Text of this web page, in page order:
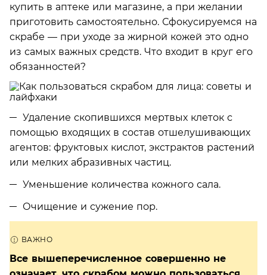
купить в аптеке или магазине, а при желании
приготовить самостоятельно. Сфокусируемся на
скрабе — при уходе за жирной кожей это одно
из самых важных средств. Что входит в круг его
обязанностей?
Удаление скопившихся мертвых клеток с
помощью входящих в состав отшелушивающих
агентов: фруктовых кислот, экстрактов растений
или мелких абразивных частиц.
Уменьшение количества кожного сала.
Очищение и сужение пор.
Все вышеперечисленное совершенно не